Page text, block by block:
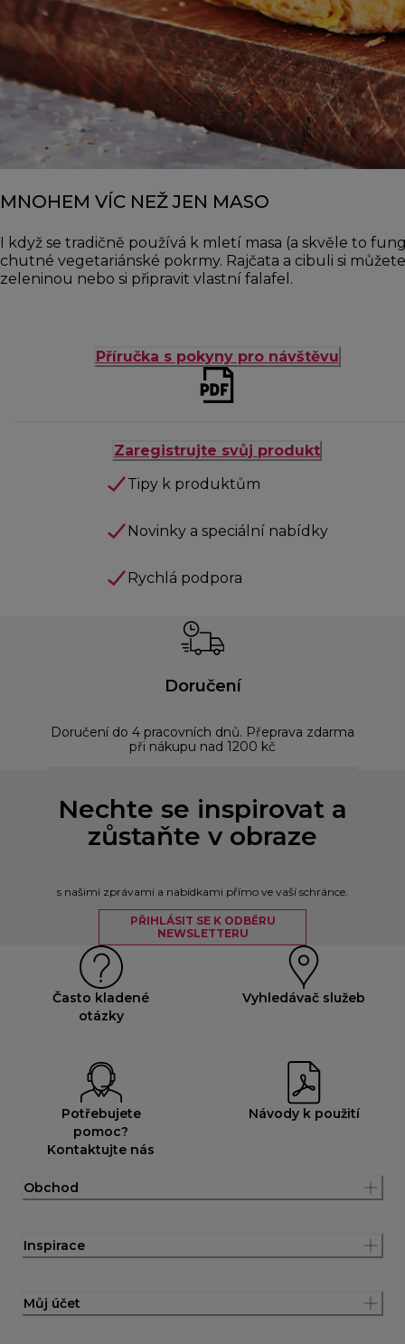
MNOHEM VÍC NEŽ JEN MASO
I když se tradičně používá k mletí masa (a skvěle to
chutné vegetariánské pokrmy. Rajčata a cibuli si
zeleninou nebo si připravit vlastní falafel.
Příručka s pokyny pro návštěvu
Zaregistrujte svůj produkt
Tipy k produktům
Novinky a speciální nabídky
Rychlá podpora
Doručení
Doručení do 4 pracovních dnů. Přeprava zdarma
při nákupu nad 1200 kč
Nechte se inspirovat a
zůstaňte v obraze
s našimi zprávami a nabídkami přímo ve vaší schránce.
PŘIHLÁSIT SE K ODBĚRU
NEWSLETTERU
Často kladené
otázky
Vyhledávač služeb
Potřebujete
pomoc?
Kontaktujte nás
Návody k použití
Obchod
Inspirace
Můj účet